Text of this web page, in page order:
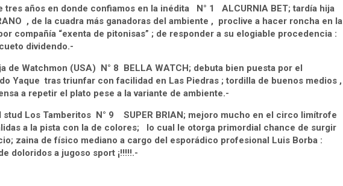
tres años en donde confiamos en la inédita N° 1 ALCURNIA BET; tardía hija
, de la cuadra más ganadoras del ambiente , proclive a hacer roncha en la
compañía “exenta de pitonisas” ; de responder a su elogiable procedencia :
dividendo.-
de Watchmon (USA) N° 8 BELLA WATCH; debuta bien puesta por el
Yaque tras triunfar con facilidad en Las Piedras ; tordilla de buenos medios ,
a repetir el plato pese a la variante de ambiente.-
Los Tamberitos N° 9 SUPER BRIAN; mejoro mucho en el circo limítrofe
a la pista con la de colores; lo cual le otorga primordial chance de surgir
zaina de físico mediano a cargo del esporádico profesional Luis Borba :
doloridos a jugoso sport ¡!!!!!.-